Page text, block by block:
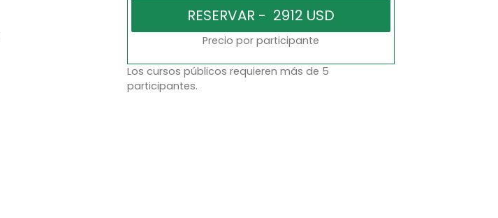
Precio por participante
Los cursos públicos requieren más de 5
participantes.